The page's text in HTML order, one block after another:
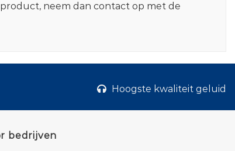
neem dan contact op met de
Hoogste kwaliteit geluid
bedrijven